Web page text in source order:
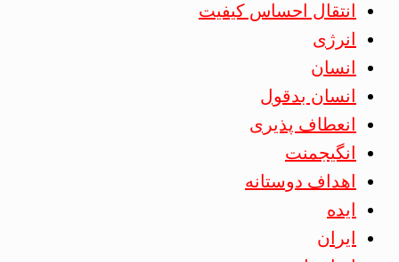
انتقال احساس کیفیت
انرژی
انسان
انسان بدقول
انعطاف پذیری
انگیجمنت
اهداف دوستانه
ایده
ایران